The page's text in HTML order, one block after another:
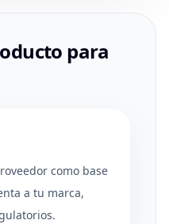
para
como base
a tu marca,